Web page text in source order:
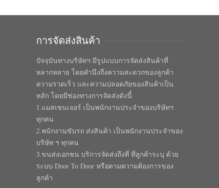
การจัดส่งสินค้า
ปัจจุบันทางบริษัทฯ มีรูปแบบการจัดส่งสินค้าที่
หลากหลาย โดยคำนึงถึงความสะดวกของลูกค้า
ความรวดเร็ว และความปลอดภัยของสินค้าเป็น
หลัก โดยมีช่องทางการจัดส่งดังนี้
1.แมสเซนเจอร์ เป็นพนักงานประจำของบริษัทฯ
ทุกคน
2.พนักงานขับรถ ส่งสินค้า เป็นพนักงานประจำของ
บริษัท ฯ ทุกคน
3.ขนส่งเอกชน บริการจัดส่งถึงที่ ที่ลูกค้าระบุ ด้วย
ระบบ Door To Door หรือตามความต้องการของ
ลูกค้า